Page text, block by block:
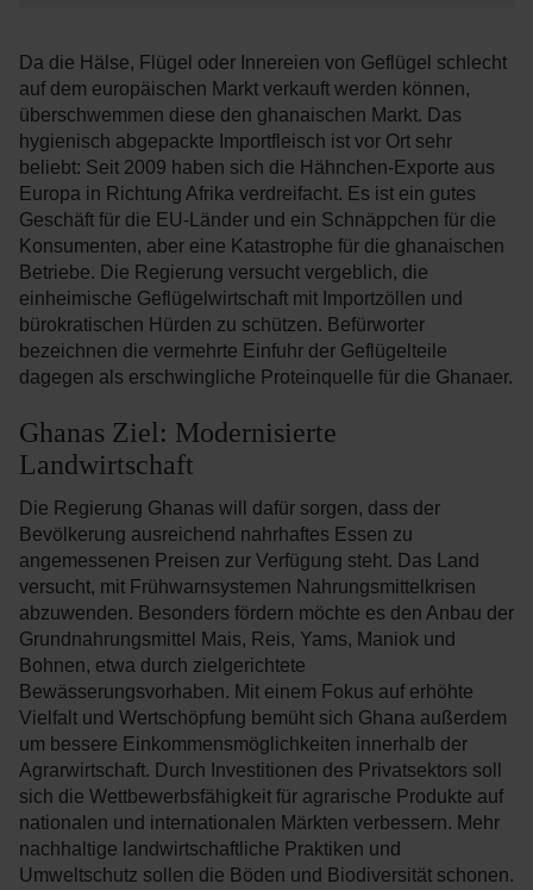
Da die Hälse, Flügel oder Innereien von Geflügel schlecht
auf dem europäischen Markt verkauft werden können,
überschwemmen diese den ghanaischen Markt. Das
hygienisch abgepackte Importfleisch ist vor Ort sehr
beliebt: Seit 2009 haben sich die Hähnchen-Exporte aus
Europa in Richtung Afrika verdreifacht. Es ist ein gutes
Geschäft für die EU-Länder und ein Schnäppchen für die
Konsumenten, aber eine Katastrophe für die ghanaischen
Betriebe. Die Regierung versucht vergeblich, die
einheimische Geflügelwirtschaft mit Importzöllen und
bürokratischen Hürden zu schützen. Befürworter
bezeichnen die vermehrte Einfuhr der Geflügelteile
dagegen als erschwingliche Proteinquelle für die Ghanaer.
Ghanas Ziel: Modernisierte
Landwirtschaft
Die Regierung Ghanas will dafür sorgen, dass der
Bevölkerung ausreichend nahrhaftes Essen zu
angemessenen Preisen zur Verfügung steht. Das Land
versucht, mit Frühwarnsystemen Nahrungsmittelkrisen
abzuwenden. Besonders fördern möchte es den Anbau der
Grundnahrungsmittel Mais, Reis, Yams, Maniok und
Bohnen, etwa durch zielgerichtete
Bewässerungsvorhaben. Mit einem Fokus auf erhöhte
Vielfalt und Wertschöpfung bemüht sich Ghana außerdem
um bessere Einkommensmöglichkeiten innerhalb der
Agrarwirtschaft. Durch Investitionen des Privatsektors soll
sich die Wettbewerbsfähigkeit für agrarische Produkte auf
nationalen und internationalen Märkten verbessern. Mehr
nachhaltige landwirtschaftliche Praktiken und
Umweltschutz sollen die Böden und Biodiversität schonen.